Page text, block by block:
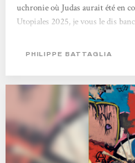
uchronie où Judas aurait été en
Utopiales 2025, je vous le dis
Judas évoquerait tout de même
PHILIPPE BATTAGLIA